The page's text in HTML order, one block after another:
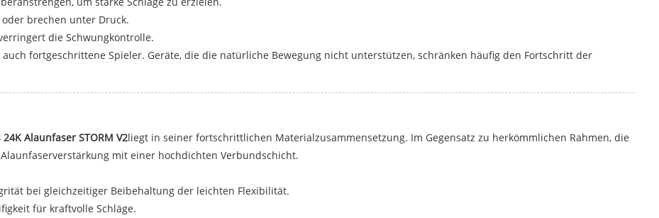
brechen unter Druck.
die Schwungkontrolle.
fortgeschrittene Spieler. Geräte, die die natürliche Bewegung nicht unterstützen, schränken häufig den Fortschritt der
Alaunfaser STORM V2liegt in seiner fortschrittlichen Materialzusammensetzung. Im Gegensatz zu herkömmlichen Rahmen, die
mit einer hochdichten Verbundschicht.
bei gleichzeitiger Beibehaltung der leichten Flexibilität.
für kraftvolle Schläge.